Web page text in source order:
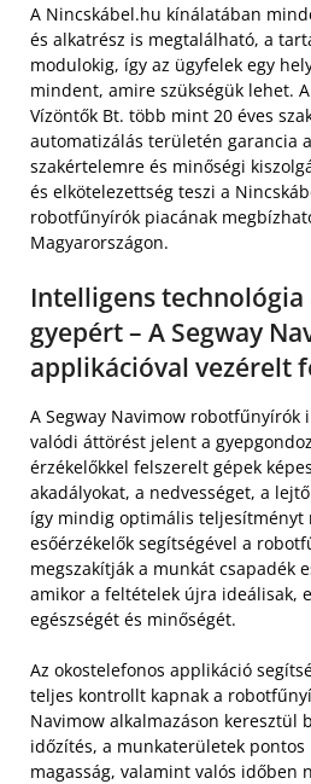
A Nincskábel.hu kínálatában
és alkatrész is megtalálható, a
modulokig, így az ügyfelek egy
mindent, amire szükségük lehet.
Vízöntők Bt. több mint 20 éves
automatizálás területén garancia
szakértelemre és minőségi
és elkötelezettség teszi a
robotfűnyírók piacának
Magyarországon.
Intelligens
gyepért – A Segway
applikációval vezérelt
A Segway Navimow
valódi áttörést jelent a
érzékelőkkel felszerelt gépek
akadályokat, a nedvességet, a
így mindig optimális teljesítményt
esőérzékelők segítségével a
megszakítják a munkát csapadék
amikor a feltételek újra ideálisak,
egészségét és minőségét.
Az okostelefonos applikáció
teljes kontrollt kapnak a
Navimow alkalmazáson keresztül
időzítés, a munkaterületek pontos
magasság, valamint valós időben